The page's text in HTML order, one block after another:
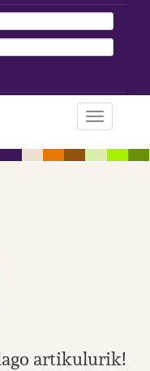
artikulurik!